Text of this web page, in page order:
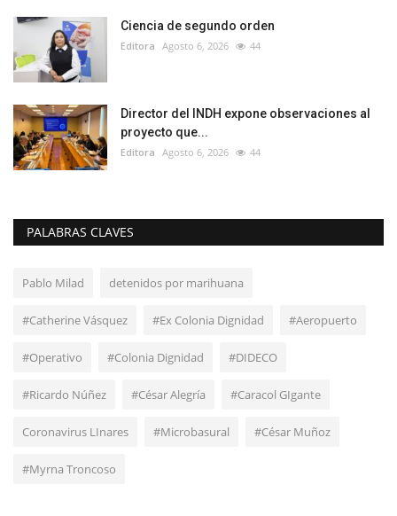
Ciencia de segundo orden
Editora Agosto 6, 2026 44
Director del INDH expone observaciones al
proyecto que...
Editora Agosto 6, 2026 44
PALABRAS CLAVES
Pablo Milad detenidos por marihuana
#Catherine Vásquez #Ex Colonia Dignidad #Aeropuerto
#Operativo #Colonia Dignidad #DIDECO
#Ricardo Núñez #César Alegría #Caracol GIgante
Coronavirus LInares #Microbasural #César Muñoz
#Myrna Troncoso